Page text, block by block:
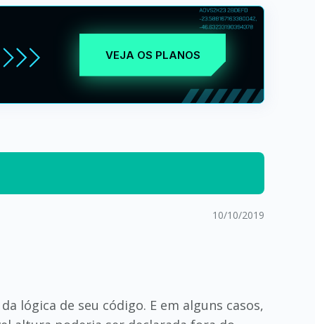
VEJA OS PLANOS
10/10/2019
lógica de seu código. E em alguns casos,